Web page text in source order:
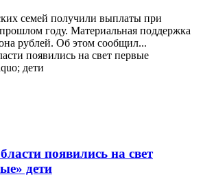
семей получили выплаты при
году. Материальная поддержка
рублей. Об этом сообщил...
появились на свет
дети